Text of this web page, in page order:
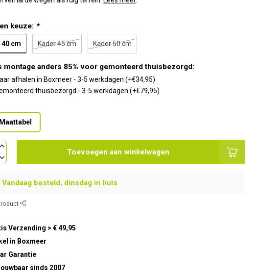
keuze: *
cm Kader 45 cm Kader 50 cm
montage anders 85% voor gemonteerd thuisbezorgd:
afhalen in Boxmeer - 3-5 werkdagen (+€34,95)
thuisbezorgd - 3-5 werkdagen (+€79,95)
Maattabel
Toevoegen aan winkelwagen
Vandaag besteld, dinsdag in huis
Verzending > € 49,95
in Boxmeer
Garantie
sinds 2007